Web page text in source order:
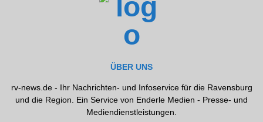
ÜBER UNS
rv-news.de - Ihr Nachrichten- und Infoservice für die Ravensburg
und die Region. Ein Service von Enderle Medien - Presse- und
Mediendienstleistungen.